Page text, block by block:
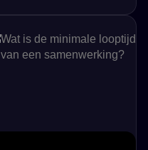
Wat is de minimale looptijd
van een samenwerking?